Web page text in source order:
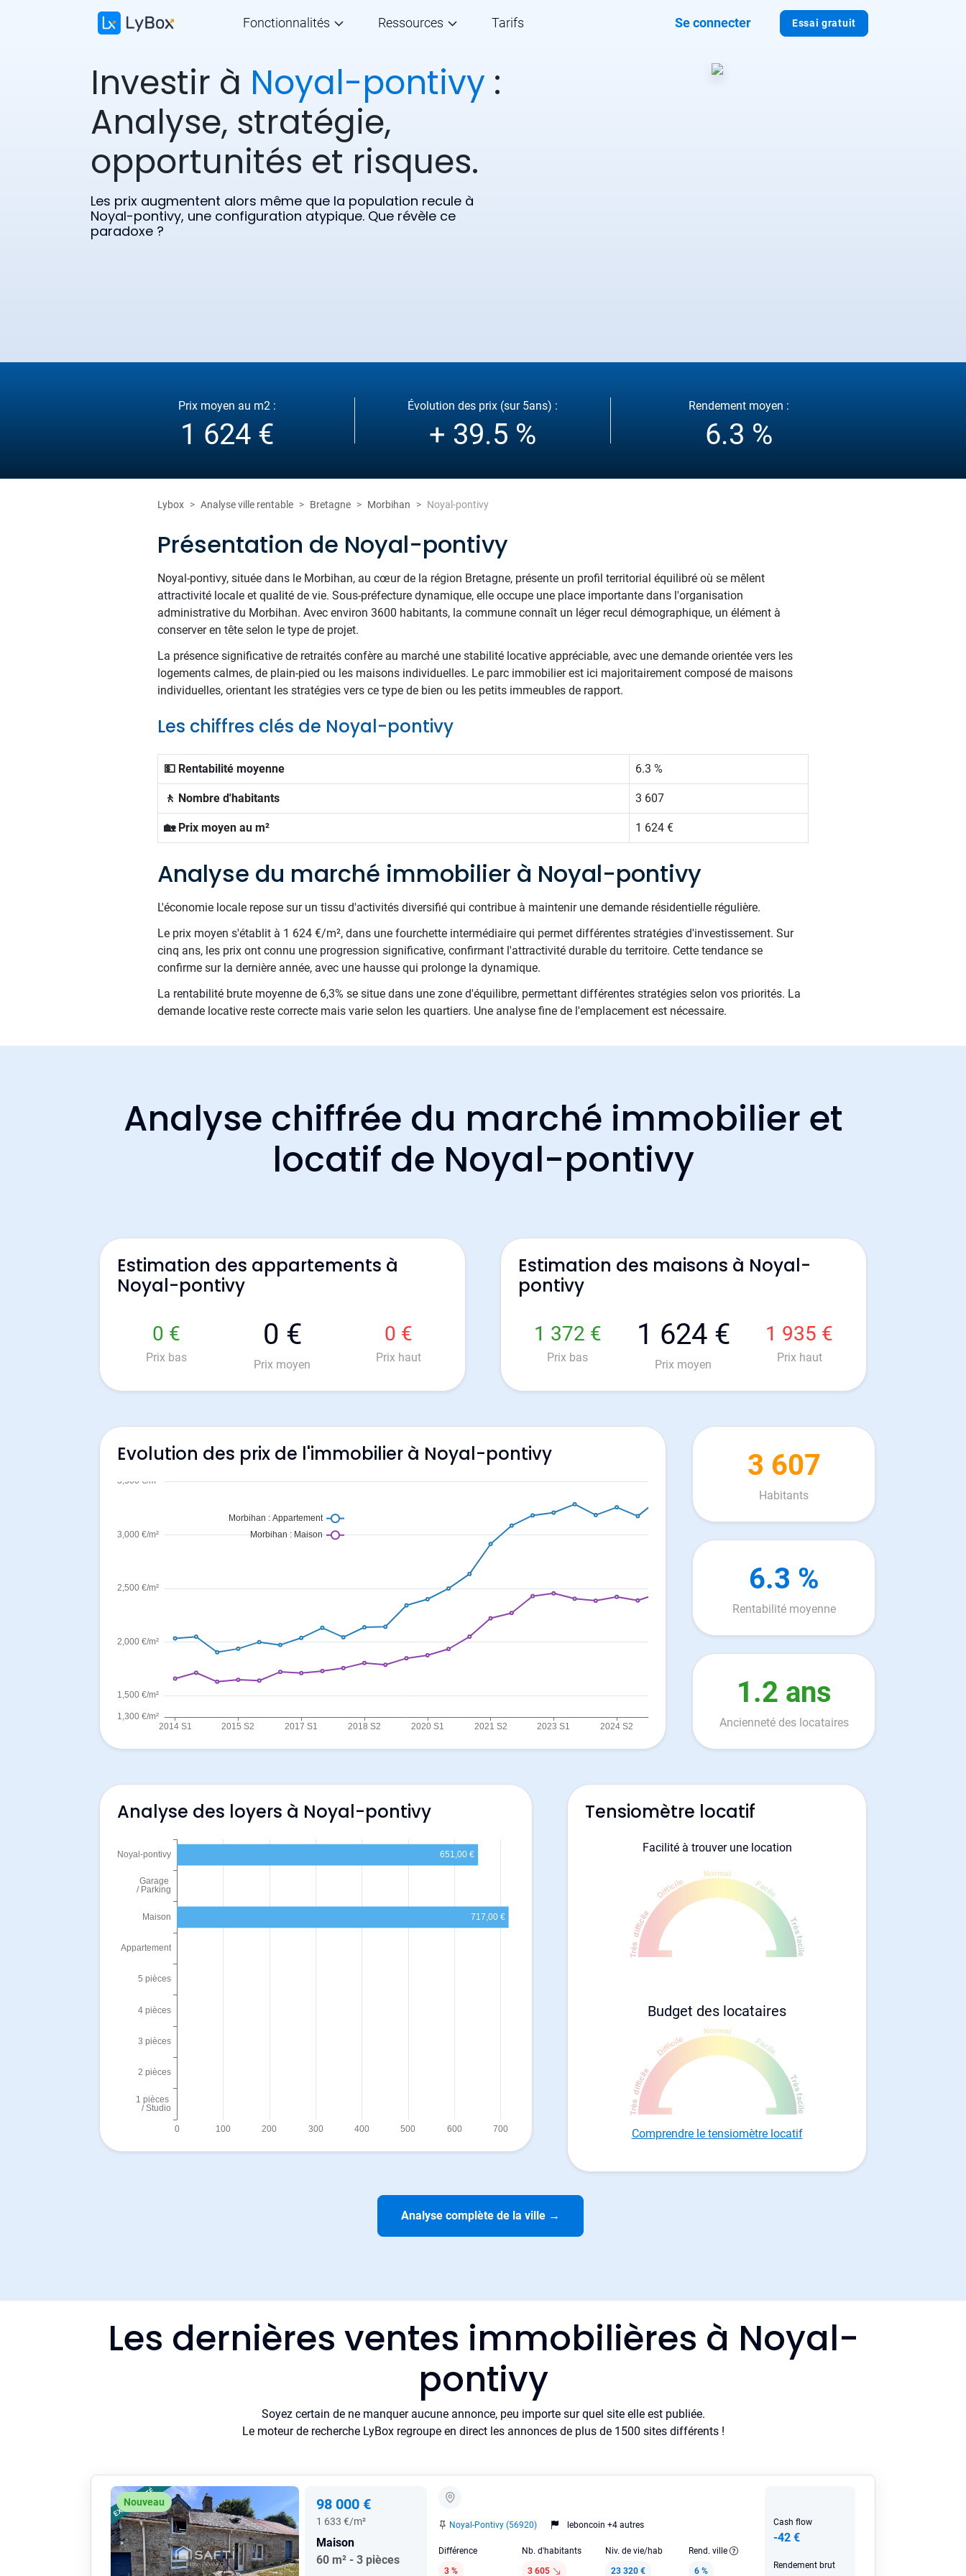
Essai gratuit
Fonctionnalités Ressources Tarifs Se connecter
Investir à Noyal-pontivy :
Analyse, stratégie,
opportunités et risques.
Les prix augmentent alors même que la population recule à
Noyal-pontivy, une configuration atypique. Que révèle ce
paradoxe ?
Prix moyen au m2 :
1 624 €
Évolution des prix (sur 5ans) :
+ 39.5 %
Rendement moyen :
6.3 %
Lybox Analyse ville rentable Bretagne Morbihan Noyal-pontivy
Présentation de Noyal-pontivy
Noyal-pontivy, située dans le Morbihan, au cœur de la région Bretagne, présente un profil territorial équilibré où se mêlent
attractivité locale et qualité de vie. Sous-préfecture dynamique, elle occupe une place importante dans l'organisation
administrative du Morbihan. Avec environ 3600 habitants, la commune connaît un léger recul démographique, un élément à
conserver en tête selon le type de projet.
La présence significative de retraités confère au marché une stabilité locative appréciable, avec une demande orientée vers les
logements calmes, de plain-pied ou les maisons individuelles. Le parc immobilier est ici majoritairement composé de maisons
individuelles, orientant les stratégies vers ce type de bien ou les petits immeubles de rapport.
Les chiffres clés de Noyal-pontivy
💵 Rentabilité moyenne 6.3 %
🚶 Nombre d'habitants 3 607
🏡 Prix moyen au m² 1 624 €
Analyse du marché immobilier à Noyal-pontivy
L'économie locale repose sur un tissu d'activités diversifié qui contribue à maintenir une demande résidentielle régulière.
Le prix moyen s'établit à 1 624 €/m², dans une fourchette intermédiaire qui permet différentes stratégies d'investissement. Sur
cinq ans, les prix ont connu une progression significative, confirmant l'attractivité durable du territoire. Cette tendance se
confirme sur la dernière année, avec une hausse qui prolonge la dynamique.
La rentabilité brute moyenne de 6,3% se situe dans une zone d'équilibre, permettant différentes stratégies selon vos priorités. La
demande locative reste correcte mais varie selon les quartiers. Une analyse fine de l'emplacement est nécessaire.
Analyse chiffrée du marché immobilier et
locatif de Noyal-pontivy
Estimation des appartements à
Noyal-pontivy
0 €
Prix bas
0 €
Prix moyen
0 €
Prix haut
Estimation des maisons à Noyal-
pontivy
1 372 €
Prix bas
1 624 €
Prix moyen
1 935 €
Prix haut
Evolution des prix de l'immobilier à Noyal-pontivy 3 607
Habitants
6.3 %
Rentabilité moyenne
1.2 ans
Ancienneté des locataires
Analyse des loyers à Noyal-pontivy Tensiomètre locatif
Facilité à trouver une location
Budget des locataires
Comprendre le tensiomètre locatif
Analyse complète de la ville →
Les dernières ventes immobilières à Noyal-
pontivy
Soyez certain de ne manquer aucune annonce, peu importe sur quel site elle est publiée.
Le moteur de recherche LyBox regroupe en direct les annonces de plus de 1500 sites différents !
Nouveau 98 000 €
1 633 €/m²
Maison
60 m² - 3 pièces
Noyal-Pontivy (56920) leboncoin +4 autres
Différence
3 %
Nb. d'habitants
3 605
Niv. de vie/hab
23 320 €
Rend. ville
6 %
Cash flow
-42 €
Rendement brut